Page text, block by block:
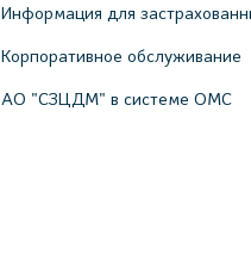
Информация для
Корпоративное обслуживание
АО "СЗЦДМ" в системе ОМС